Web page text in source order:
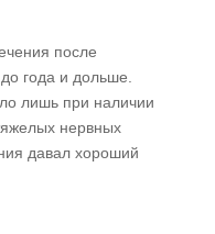
после
года и дольше.
лишь при наличии
нервных
давал хороший